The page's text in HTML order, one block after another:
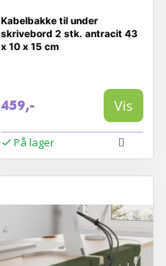
Kabelbakke til under
skrivebord 2 stk. antracit 43
x 10 x 15 cm
459,- Vis
På lager